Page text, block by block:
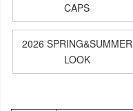
CAPS
2026 SPRING&SUMMER
LOOK